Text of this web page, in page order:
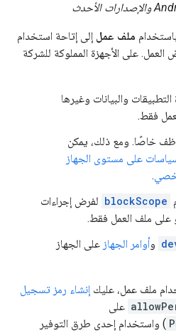
ملف عمل إلى إتاحة استخدام
على الأجهزة المملوكة للشركة
والبيانات وغيرها
فقط.
خاصًا. ومع ذلك، يمكن
على مستوى الجهاز
.
blockScope لفرض إجراءات
على ملف العمل فقط.
وأوامر الجهاز على الجهاز
ملف عمل، عليك إنشاء رمز تسجيل
على
) واستخدام إحدى طرق التوفير